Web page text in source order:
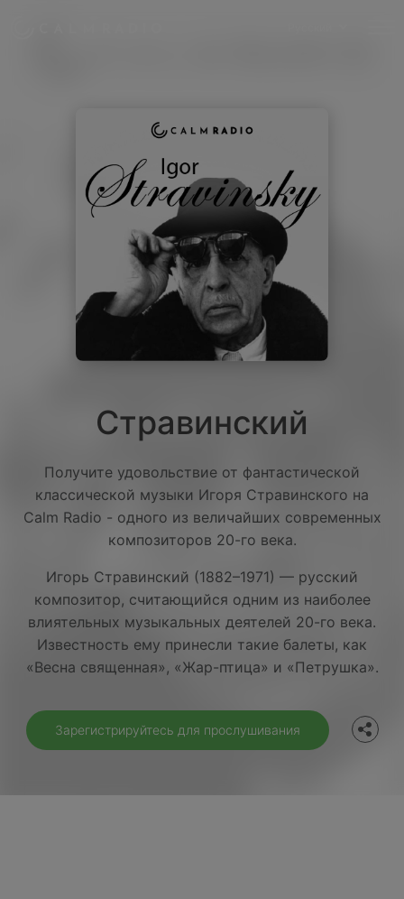
Стравинский
Получите удовольствие от фантастической
классической музыки Игоря Стравинского на
Calm Radio - одного из величайших современных
композиторов 20-го века.
Игорь Стравинский (1882–1971) — русский
композитор, считающийся одним из наиболее
влиятельных музыкальных деятелей 20-го века.
Известность ему принесли такие балеты, как
«Весна священная», «Жар-птица» и «Петрушка».
Зарегистрируйтесь для прослушивания
Facebook
Twitter